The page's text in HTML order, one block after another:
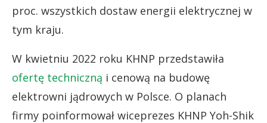
proc. wszystkich dostaw energii elektrycznej w
tym kraju.
W kwietniu 2022 roku KHNP przedstawiła
ofertę techniczną i cenową na budowę
elektrowni jądrowych w Polsce. O planach
firmy poinformował wiceprezes KHNP Yoh-Shik